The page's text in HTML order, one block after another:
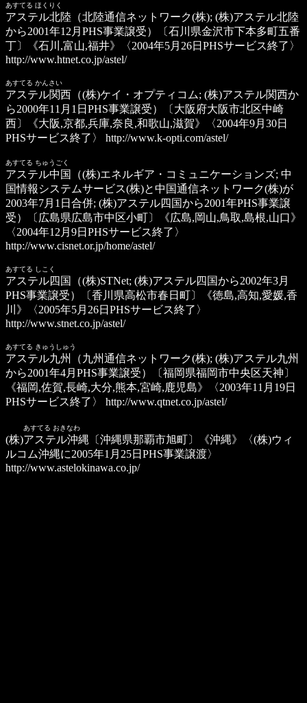
あすてる ほくりく
アステル北陸 （北陸通信ネットワーク(株); (株)アステル北陸
から2001年12月PHS事業譲受）〔石川県金沢市下本多町五番
丁〕《石川,富山,福井》〈2004年5月26日PHSサービス終了〉
http://www.htnet.co.jp/astel/
あすてる かんさい
アステル関西（(株)ケイ・オプティコム; (株)アステル関西か
ら2000年11月1日PHS事業譲受）
〔大阪府大阪市北区中崎
西〕《大阪,京都,兵庫,奈良,和歌山,滋賀》〈2004年9月30日
PHSサービス終了〉
http://www.k-opti.com/astel/
あすてる ちゅうごく
アステル中国
（(株)エネルギア・コミュニケーションズ; 中
国情報システムサービス(株)と中国通信ネットワーク(株)が
2003年7月1日合併; (株)アステル四国から2001年PHS事業譲
受）〔広島県広島市中区小町〕《広島,岡山,鳥取,島根,山口》
〈2004年12月9日PHSサービス終了〉
http://www.cisnet.or.jp/home/astel/
あすてる しこく
アステル四国
（(株)STNet; (株)アステル四国から2002年3月
PHS事業譲受）〔香川県高松市春日町〕《徳島,高知,愛媛,香
川》〈2005年5月26日PHSサービス終了〉
http://www.stnet.co.jp/astel/
あすてる きゅうしゅう
アステル九州
（九州通信ネットワーク(株); (株)アステル九州
から2001年4月PHS事業譲受）〔福岡県福岡市中央区天神〕
《福岡,佐賀,長崎,大分,熊本,宮崎,鹿児島》〈2003年11月19日
PHSサービス終了〉
http://www.qtnet.co.jp/astel/
あすてる おきなわ
(株)アステル沖縄 〔沖縄県那覇市旭町〕《沖縄》〈(株)ウィ
ルコム沖縄に2005年1月25日PHS事業譲渡〉
http://www.astelokinawa.co.jp/